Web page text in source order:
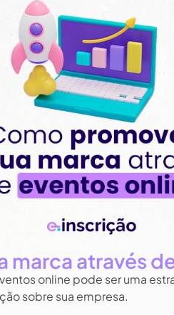
marca através
online pode ser uma
sobre sua empresa.